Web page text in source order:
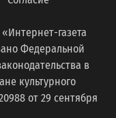
газета
Федеральной
в
культурного
от 29 сентября